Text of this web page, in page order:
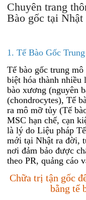
Chuyên trang
Bào gốc tại
1. Tế Bào Gốc
Tế bào gốc trung
biệt hóa thành nhiều
bào xương (nguyên
(chondrocytes), Tế
ra mô mỡ tủy (Tế
MSC hạn chế, cạn
là lý do Liệu pháp
mới tại Nhật ra đời,
nơi đảm bảo được
theo PR, quảng cáo
Chữa trị tận gốc
bằng tế